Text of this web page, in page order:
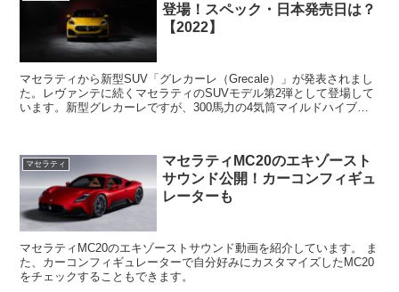
登場！スペック・日本発売日は？
【2022】
マセラティから新型SUV「グレカーレ（Grecale）」が発表されまし
た。レヴァンテに続くマセラティのSUVモデル第2弾として登場して
います。新型グレカーレですが、300馬力の4気筒マイルドハイブリ
マセラティ
マセラティMC20のエキゾースト
サウンド公開！カーコンフィギュ
レーターも
マセラティMC20のエキゾーストサウンド動画を紹介しています。 ま
た、カーコンフィギュレーターで自分好みにカスタマイズしたMC20
をチェックすることもできます。